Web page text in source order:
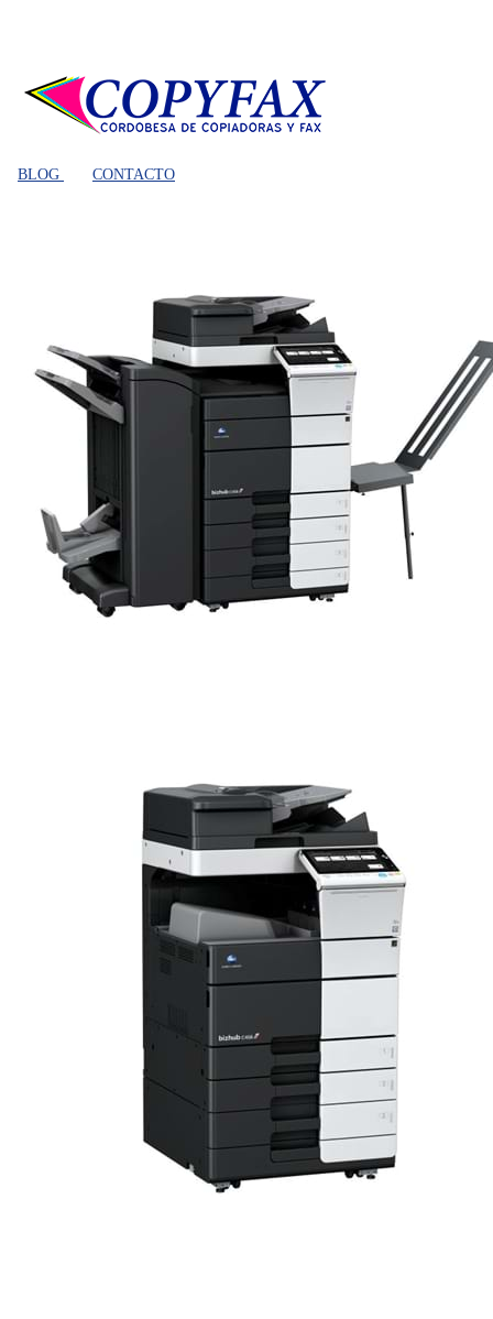
BLOG CONTACTO